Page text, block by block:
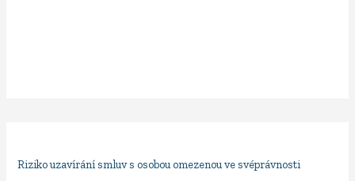
Riziko uzavírání smluv s osobou omezenou ve svéprávnosti